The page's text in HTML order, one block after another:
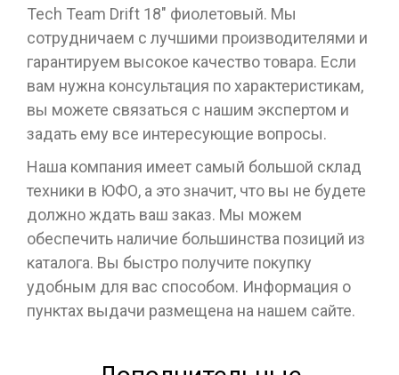
Tech Team Drift 18" фиолетовый. Мы
сотрудничаем с лучшими производителями и
гарантируем высокое качество товара. Если
вам нужна консультация по характеристикам,
вы можете связаться с нашим экспертом и
задать ему все интересующие вопросы.
Наша компания имеет самый большой склад
техники в ЮФО, а это значит, что вы не будете
должно ждать ваш заказ. Мы можем
обеспечить наличие большинства позиций из
каталога. Вы быстро получите покупку
удобным для вас способом. Информация о
пунктах выдачи размещена на нашем сайте.